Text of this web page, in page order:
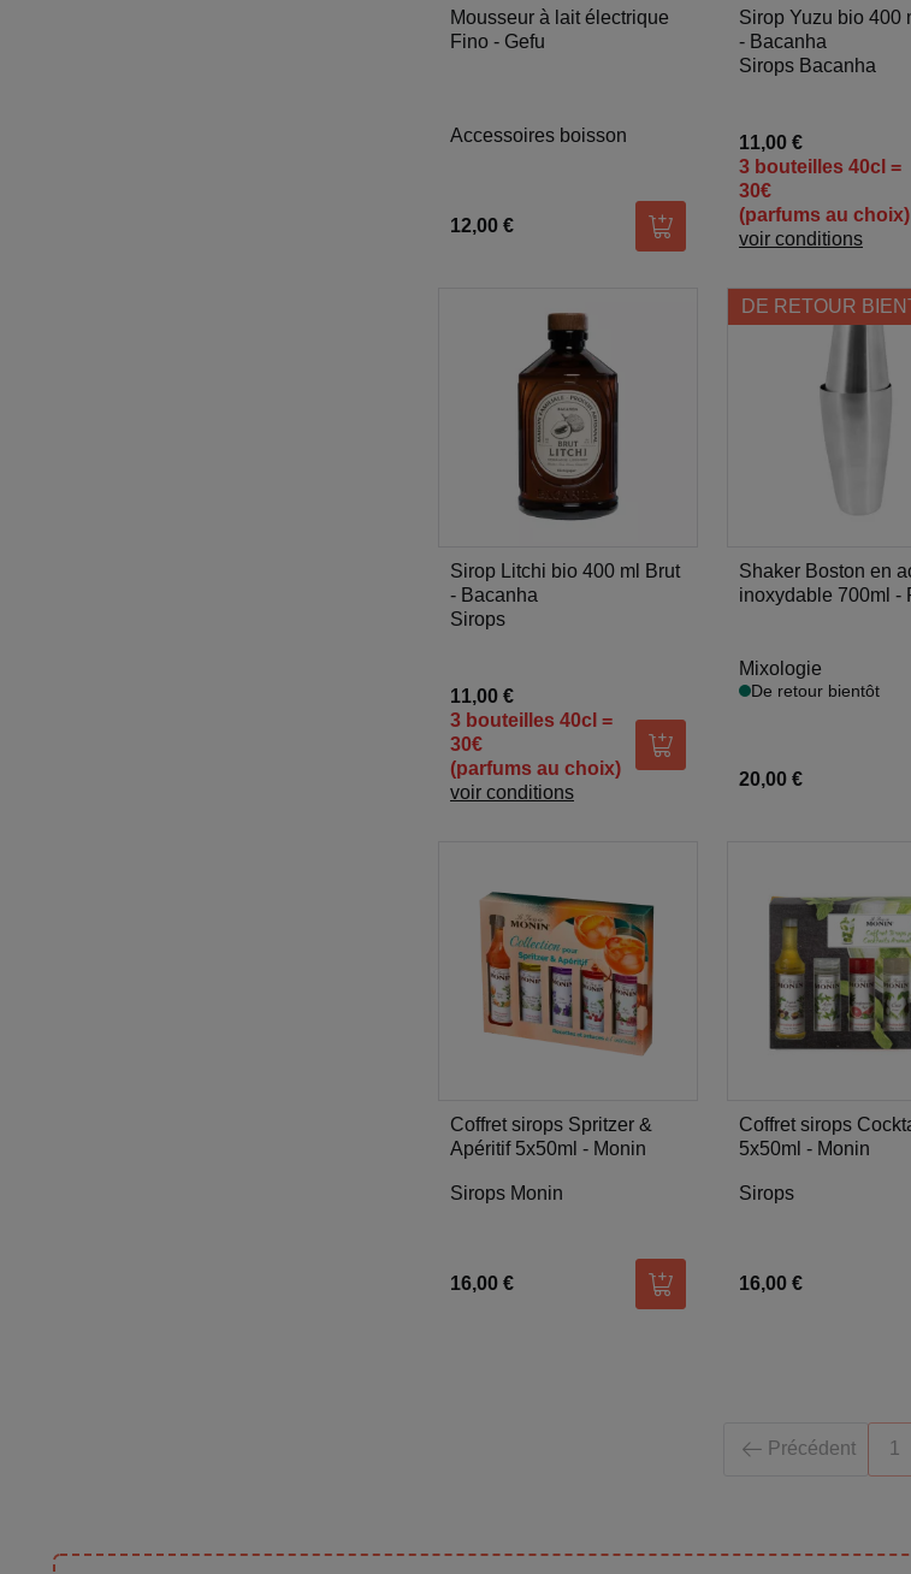
Mousseur à lait électrique
Fino - Gefu
Accessoires boisson
12,00 € Ajouter au panier
Sirop Yuzu bio 400
- Bacanha
Sirops Bacanha
11,00 €
3 bouteilles 40cl =
30€
(parfums au choix)
voir conditions
Sirop Litchi bio 400 ml Brut
- Bacanha
Sirops
11,00 €
3 bouteilles 40cl =
30€
(parfums au choix)
voir conditions
Ajouter au panier
DE RETOUR
Shaker Boston en
inoxydable 700ml -
Mixologie
De retour bientôt
20,00 €
Coffret sirops Spritzer &
Apéritif 5x50ml - Monin
Sirops Monin
16,00 € Ajouter au panier
Coffret sirops
5x50ml - Monin
Sirops
16,00 €
Précédent 1